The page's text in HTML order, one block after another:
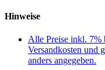
Hinweise
Alle Preise inkl. 7%
Versandkosten und
anders angegeben.